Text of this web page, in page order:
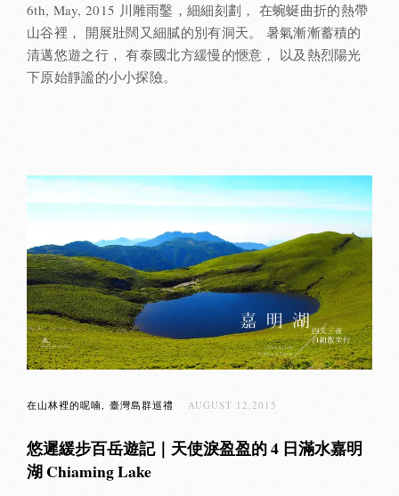
6th, May, 2015 川雕雨鑿，細細刻劃， 在蜿蜒曲折的熱帶
山谷裡， 開展壯闊又細膩的別有洞天。 暑氣漸漸蓄積的
清邁悠遊之行， 有泰國北方緩慢的愜意， 以及熱烈陽光
下原始靜謐的小小探險。
在山林裡的呢喃 臺灣島群巡禮 AUGUST 12,2015
悠遲緩步百岳遊記｜天使淚盈盈的 4 日滿水嘉明
湖 Chiaming Lake